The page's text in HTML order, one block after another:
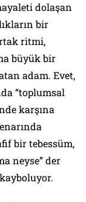
dolaşan
bir
ritmi,
büyük bir
adam. Evet,
“toplumsal
karşına
bir tebessüm,
neyse” der